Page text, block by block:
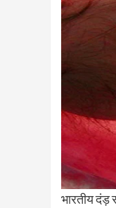
भारतीय दंड़